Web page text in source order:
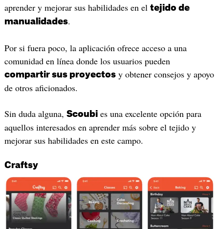
aprender y mejorar sus habilidades en el tejido de
manualidades.
Por si fuera poco, la aplicación ofrece acceso a una
comunidad en línea donde los usuarios pueden
compartir sus proyectosy obtener consejos y apoyo
de otros aficionados.
Sin duda alguna, Scoubies una excelente opción para
aquellos interesados en aprender más sobre el tejido y
mejorar sus habilidades en este campo.
Craftsy